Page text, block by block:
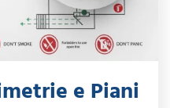
e Piani